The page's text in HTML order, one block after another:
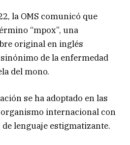
la OMS comunicó que
“mpox”, una
original en inglés
de la enfermedad
del mono.
se ha adoptado en las
internacional con
lenguaje estigmatizante.